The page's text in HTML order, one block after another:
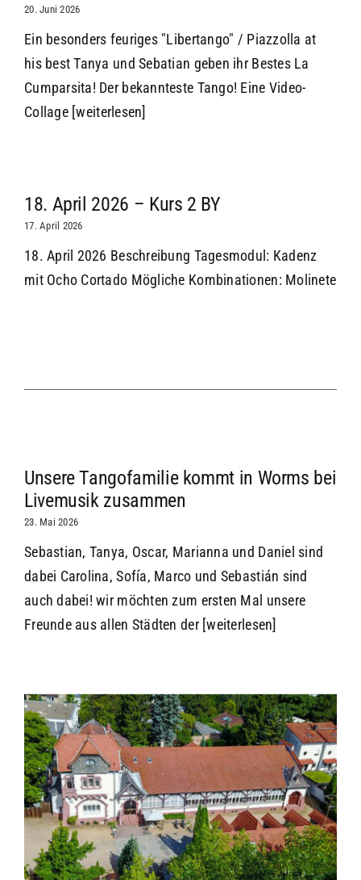
20. Juni 2026
Ein besonders feuriges "Libertango" / Piazzolla at
his best Tanya und Sebatian geben ihr Bestes La
Cumparsita! Der bekannteste Tango! Eine Video-
Collage [weiterlesen]
18. April 2026 – Kurs 2 BY
17. April 2026
18. April 2026 Beschreibung Tagesmodul: Kadenz
mit Ocho Cortado Mögliche Kombinationen: Molinete
Unsere Tangofamilie kommt in Worms bei
Livemusik zusammen
23. Mai 2026
Sebastian, Tanya, Oscar, Marianna und Daniel sind
dabei Carolina, Sofía, Marco und Sebastián sind
auch dabei! wir möchten zum ersten Mal unsere
Freunde aus allen Städten der[weiterlesen]